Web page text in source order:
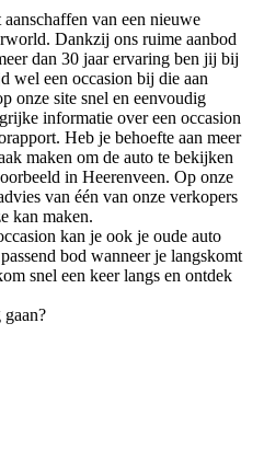
van een nieuwe
Dankzij ons ruime aanbod
dan 30 jaar ervaring ben jij bij
wel een occasion bij die aan
onze site snel en eenvoudig
informatie over een occasion
Heb je behoefte aan meer
maken om de auto te bekijken
in Heerenveen. Op onze
van één van onze verkopers
kan maken.
kan je ook je oude auto
bod wanneer je langskomt
snel een keer langs en ontdek